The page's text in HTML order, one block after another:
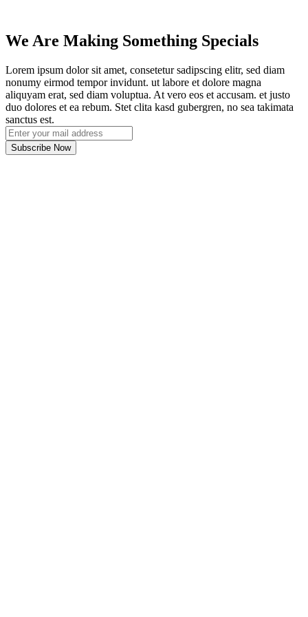
We Are Making Something Specials
Lorem ipsum dolor sit amet, consetetur sadipscing elitr, sed diam
nonumy eirmod tempor invidunt. ut labore et dolore magna
aliquyam erat, sed diam voluptua. At vero eos et accusam. et justo
duo dolores et ea rebum. Stet clita kasd gubergren, no sea takimata
sanctus est.
Subscribe Now